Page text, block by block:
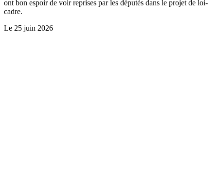
ont bon espoir de voir reprises par les députés dans le projet de loi-
cadre.
Le 25 juin 2026